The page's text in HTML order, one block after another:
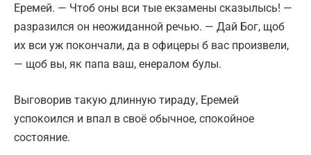
Еремей. — Чтоб оны вси тые екзамены сказылысь! —
разразился он неожиданной речью. — Дай Бог, щоб
их вси уж покончали, да в офицеры б вас произвели,
— щоб вы, як папа ваш, енералом булы.
Выговорив такую длинную тираду, Еремей
успокоился и впал в своё обычное, спокойное
состояние.